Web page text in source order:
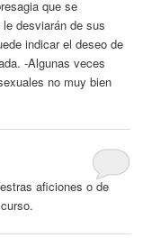
que se
desviarán de sus
indicar eldeseo de
-Algunas veces
no muy bien
aficiones o de